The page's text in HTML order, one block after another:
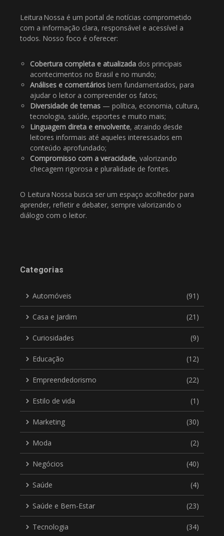
Leitura Nossa é um portal de notícias comprometido
com a informação clara, responsável e acessível a
todos. Nosso foco é oferecer:
Cobertura completa e atualizada dos principais
acontecimentos no Brasil e no mundo;
Análises e comentários bem fundamentados, para
ajudar o leitor a compreender os fatos;
Diversidade de temas — política, economia, cultura,
tecnologia, saúde, esportes e muito mais;
Linguagem direta e envolvente, atraindo desde
leitores informais até aqueles interessados em
conteúdo aprofundado;
Compromisso com a veracidade, valorizando
checagem rigorosa e pluralidade de fontes.
O Leitura Nossa busca ser um espaço acolhedor para
aprender, refletir e debater, sempre valorizando o
diálogo com o leitor.
Categorias
Automóveis (91)
Casa e Jardim (21)
Curiosidades (9)
Educação (12)
Empreendedorismo (22)
Estilo de vida (1)
Marketing (30)
Moda (2)
Negócios (40)
Saúde (4)
Saúde e Bem-Estar (23)
Tecnologia (34)